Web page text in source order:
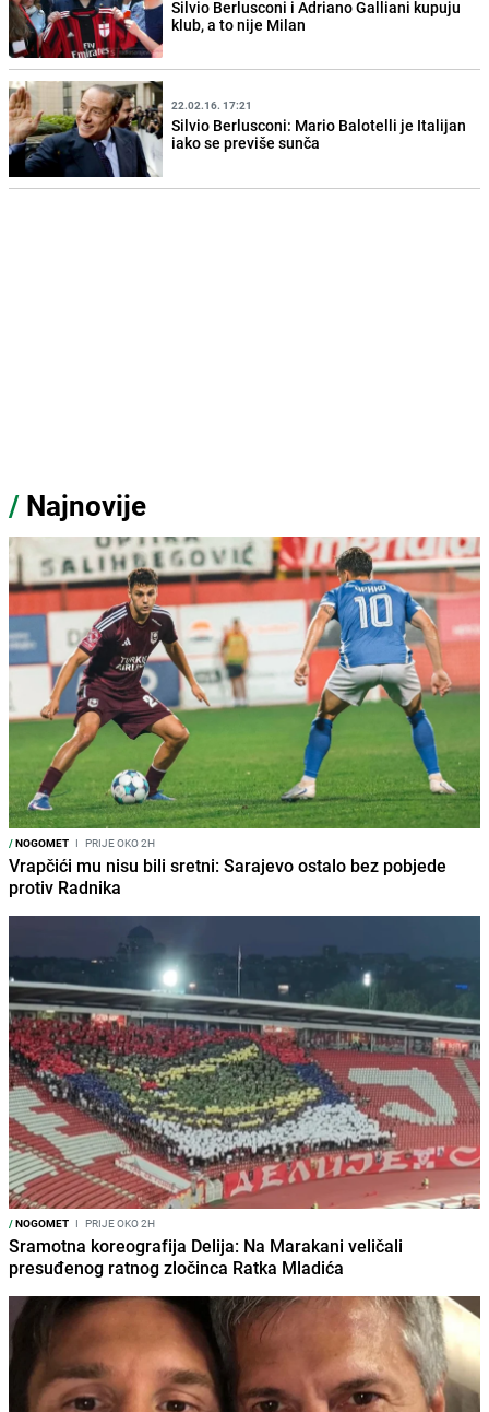
Silvio Berlusconi i Adriano Galliani kupuju
klub, a to nije Milan
22.02.16. 17:21
Silvio Berlusconi: Mario Balotelli je Italijan
iako se previše sunča
/ Najnovije
/NOGOMET I PRIJE OKO 2H
Vrapčići mu nisu bili sretni: Sarajevo ostalo bez pobjede
protiv Radnika
/NOGOMET I PRIJE OKO 2H
Sramotna koreografija Delija: Na Marakani veličali
presuđenog ratnog zločinca Ratka Mladića